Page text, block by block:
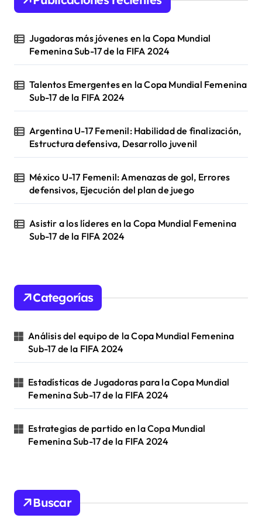
a
i
o
n
Jugadoras más jóvenes en la Copa Mundial
Femenina Sub-17 de la FIFA 2024
Talentos Emergentes en la Copa Mundial Femenina
Sub-17 de la FIFA 2024
Argentina U-17 Femenil: Habilidad de finalización,
Estructura defensiva, Desarrollo juvenil
México U-17 Femenil: Amenazas de gol, Errores
defensivos, Ejecución del plan de juego
Asistir a los líderes en la Copa Mundial Femenina
Sub-17 de la FIFA 2024
Categorías
Análisis del equipo de la Copa Mundial Femenina
Sub-17 de la FIFA 2024
Estadísticas de Jugadoras para la Copa Mundial
Femenina Sub-17 de la FIFA 2024
Estrategias de partido en la Copa Mundial
Femenina Sub-17 de la FIFA 2024
Buscar